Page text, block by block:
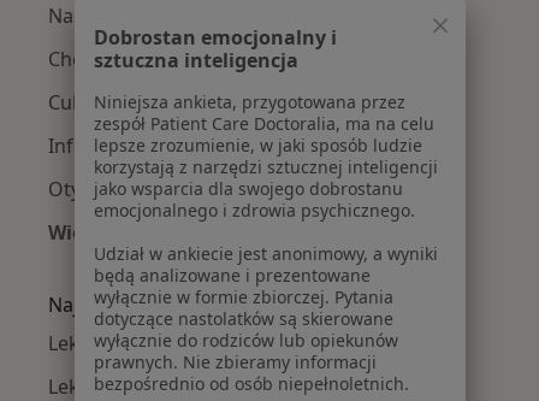
Nadciśnienie tętnicze w Lublinie
Choroby wieku dziecięcego w Lublinie
Cukrzyca w Lublinie
Infekcje dróg oddechowych w Lublinie
Otyłość w Lublinie
Więcej (15)
Więcej w kategorii: Najczęście leczone
Najpopularniejsze ubezpieczenia
Lekarze rodzinni z PZU Zdrowie w Lublinie
Lekarze rodzinni z NFZ w Lublinie
Dobrostan emocjonalny i
sztuczna inteligencja
Niniejsza ankieta, przygotowana przez
zespół Patient Care Doctoralia, ma na celu
lepsze zrozumienie, w jaki sposób ludzie
korzystają z narzędzi sztucznej inteligencji
jako wsparcia dla swojego dobrostanu
emocjonalnego i zdrowia psychicznego.
Udział w ankiecie jest anonimowy, a wyniki
będą analizowane i prezentowane
wyłącznie w formie zbiorczej. Pytania
dotyczące nastolatków są skierowane
wyłącznie do rodziców lub opiekunów
prawnych. Nie zbieramy informacji
bezpośrednio od osób niepełnoletnich.